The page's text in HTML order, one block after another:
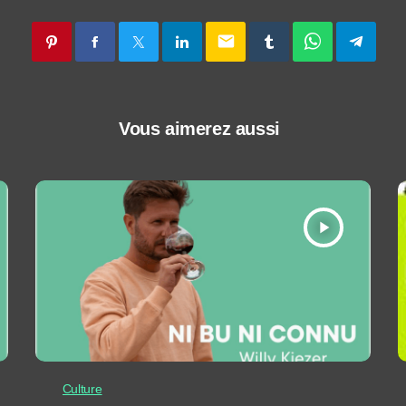
email
Vous aimerez aussi
play_arrow
Culture